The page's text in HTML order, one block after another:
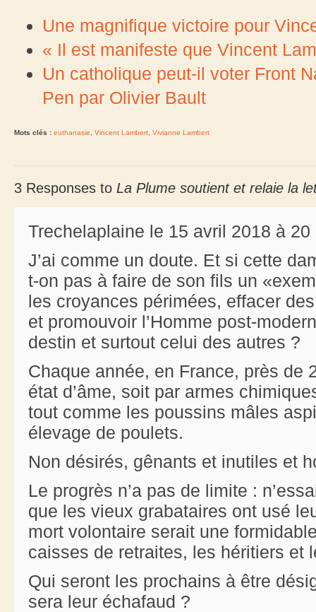
Une magnifique victoire pour
« Il est manifeste que Vincent
Un catholique peut-il voter Front
Pen par Olivier Bault
Mots clés : euthanasie Vincent Lambert Vivianne Lambert
3 Responses to La Plume soutient et relaie la
Trechelaplaine le 15 avril 2018 à 20
J’ai comme un doute. Et si cette
t-on pas à faire de son fils un
les croyances périmées, effacer
et promouvoir l’Homme post-
destin et surtout celui des autres ?
Chaque année, en France, près de
état d’âme, soit par armes
tout comme les poussins mâles
élevage de poulets.
Non désirés, gênants et inutiles et
Le progrès n’a pas de limite :
que les vieux grabataires ont usé
mort volontaire serait une
caisses de retraites, les héritiers et
Qui seront les prochains à être
sera leur échafaud ?